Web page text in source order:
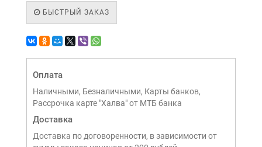
БЫСТРЫЙ ЗАКАЗ
Оплата
Наличными, Безналичными, Карты банков,
Рассрочка карте "Халва" от МТБ банка
Доставка
Доставка по договоренности, в зависимости от